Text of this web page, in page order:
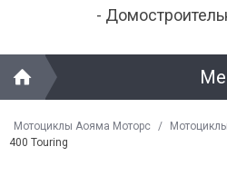
-
Мотоциклы Аояма Моторс /
400 Touring